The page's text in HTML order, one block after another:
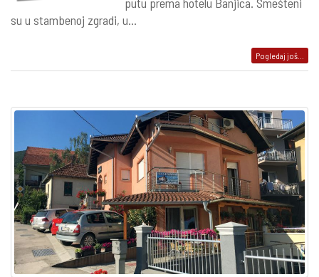
su u stambenoj zgradi, u...
Pogledaj još...